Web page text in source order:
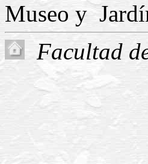
Museo y
Facultad